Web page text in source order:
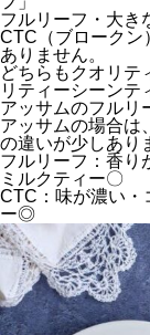
フルリーフ・大き
CTC（ブロークン
ありません。
どちらもクオリテ
リティーシーンテ
アッサムのフルリ
アッサムの場合は
の違いが少しあり
フルリーフ：香
ミルクティー〇
CTC：味が濃い・
ー◎